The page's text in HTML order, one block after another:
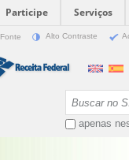
Participe Serviços
Alto Contraste
apenas